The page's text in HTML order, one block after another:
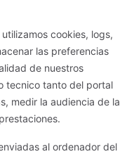
utilizamos cookies, logs,
las preferencias
de nuestros
tecnico tanto del portal
medir la audiencia de la
al ordenador del